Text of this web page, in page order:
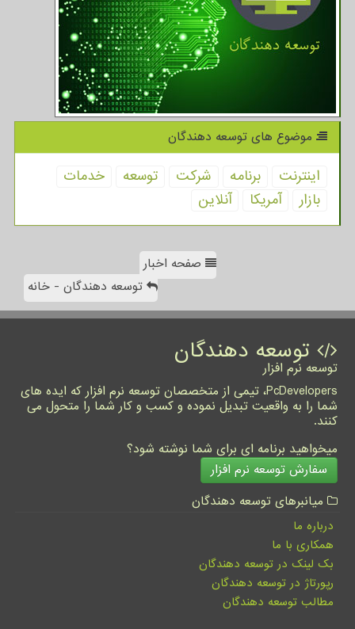
موضوع های توسعه دهندگان
اینترنت برنامه شركت توسعه
خدمات
بازار
آمریكا آنلاین
صفحه اخبار
توسعه دهندگان - خانه
توسعه دهندگان
توسعه نرم افزار
PcDevelopers، تیمی از متخصصان توسعه نرم افزار که ایده های
شما را به واقعیت تبدیل نموده و کسب و کار شما را متحول می
کنند.
میخواهید برنامه ای برای شما نوشته شود؟
سفارش توسعه نرم افزار
میانبرهای توسعه دهندگان
درباره ما
همکاری با ما
بک لینک در توسعه دهندگان
رپورتاژ در توسعه دهندگان
مطالب توسعه دهندگان